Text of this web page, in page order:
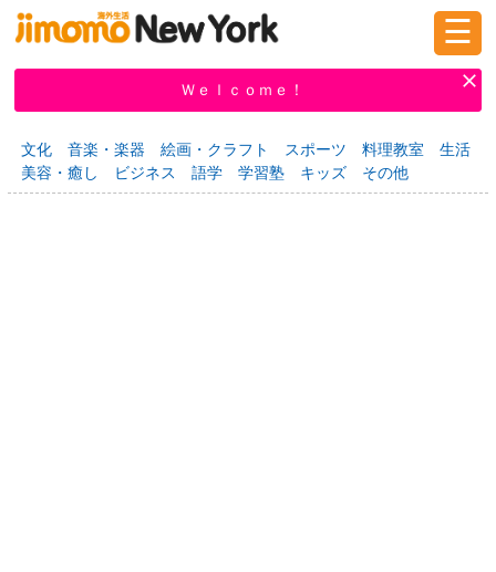
掲示板 タウン情報 教えて！
☰
Ｗｅｌｃｏｍｅ！
文化 音楽・楽器 絵画・クラフト スポーツ 料理教室
生活
美容・癒し
ビジネス 語学 学習塾 キッズ その他